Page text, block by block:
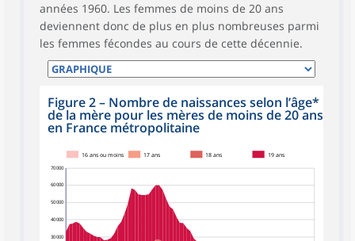
années 1960. Les femmes de moins de 20 ans
deviennent donc de plus en plus nombreuses parmi
les femmes fécondes au cours de cette décennie.
Figure 2 – Nombre de naissances selon l’âge*
de la mère pour les mères de moins de 20 ans
en France métropolitaine
30 000
40 000
50 000
60 000
70 000
16 ans ou moins 17 ans 18 ans 19 ans